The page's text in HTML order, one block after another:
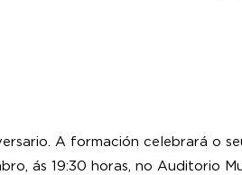
A formación celebrará o
ás 19:30 horas, no Auditorio